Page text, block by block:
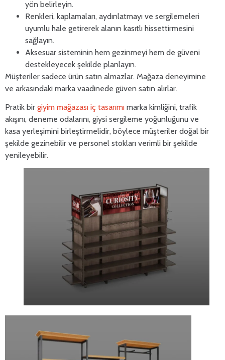
yön belirleyin.
Renkleri, kaplamaları, aydınlatmayı ve sergilemeleri
uyumlu hale getirerek alanın kasıtlı hissettirmesini
sağlayın.
Aksesuar sisteminin hem gezinmeyi hem de güveni
destekleyecek şekilde planlayın.
Müşteriler sadece ürün satın almazlar. Mağaza deneyimine
ve arkasındaki marka vaadinede güven satın alırlar.
Pratik bir giyim mağazası iç tasarımı marka kimliğini, trafik
akışını, deneme odalarını, giysi sergileme yoğunluğunu ve
kasa yerleşimini birleştirmelidir, böylece müşteriler doğal bir
şekilde gezinebilir ve personel stokları verimli bir şekilde
yenileyebilir.